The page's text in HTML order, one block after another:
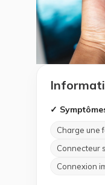
✓
Charge une
Connecteur
Connexion